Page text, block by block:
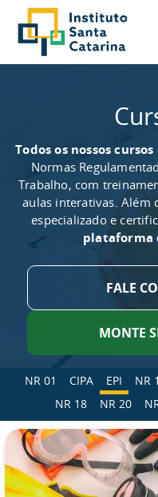
Todos os nossos
Normas
Trabalho, com
aulas interativas. Além
especializado e
plataforma
FALE
MONTE
NR 01 CIPA EPI NR
NR 18
NR 20